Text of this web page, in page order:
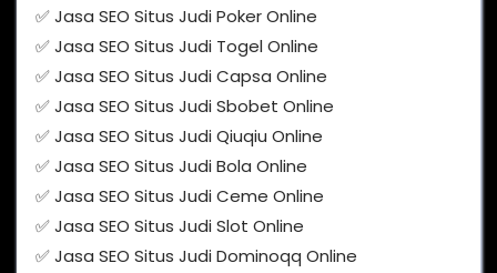
✅ Jasa SEO Situs Judi Poker Online
✅ Jasa SEO Situs Judi Togel Online
✅ Jasa SEO Situs Judi Capsa Online
✅ Jasa SEO Situs Judi Sbobet Online
✅ Jasa SEO Situs Judi Qiuqiu Online
✅ Jasa SEO Situs Judi Bola Online
✅ Jasa SEO Situs Judi Ceme Online
✅ Jasa SEO Situs Judi Slot Online
✅ Jasa SEO Situs Judi Dominoqq Online